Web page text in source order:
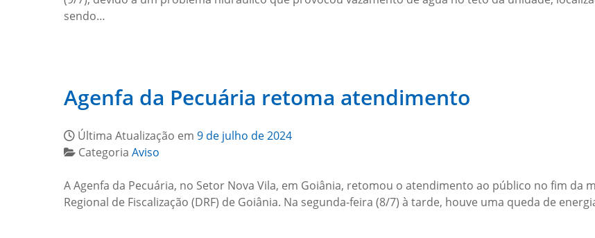
sendo…
Agenfa da Pecuária retoma atendimento
Última Atualização em 9 de julho de 2024
Categoria Aviso
A Agenfa da Pecuária, no Setor Nova Vila, em Goiânia, retomou o atendimento ao público no fim da
Regional de Fiscalização (DRF) de Goiânia. Na segunda-feira (8/7) à tarde, houve uma queda de